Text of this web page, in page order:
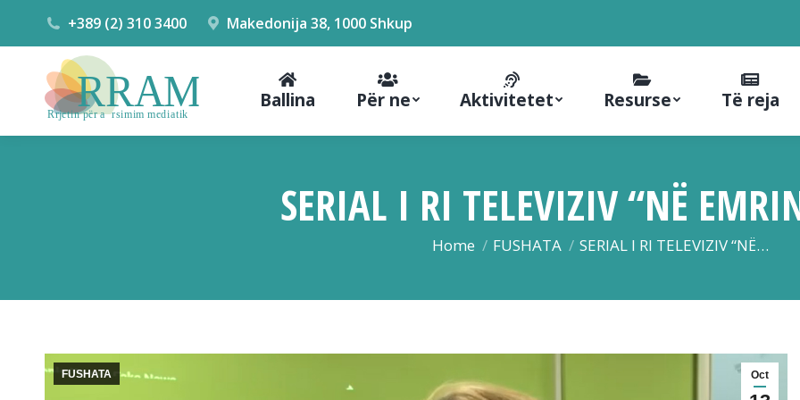
+389 (2) 310 3400 Makedonija 38, 1000 Shkup
Ballina Për ne Aktivitetet Resurse Të reja
SERIAL I RI TELEVIZIV “NË
You are here:
Home FUSHATA SERIAL I RI TELEVIZIV “NË…
Oct
FUSHATA